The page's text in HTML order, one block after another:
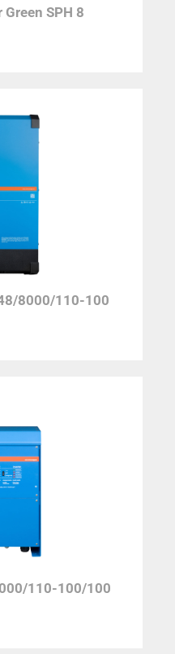
SPH 8
8000/110-100
110-100/100